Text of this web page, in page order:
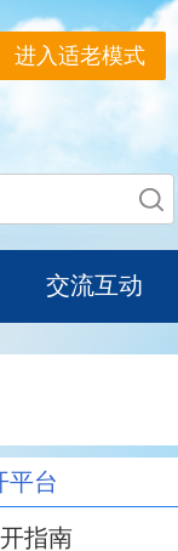
进入适老模式
交流互动
平台
指南